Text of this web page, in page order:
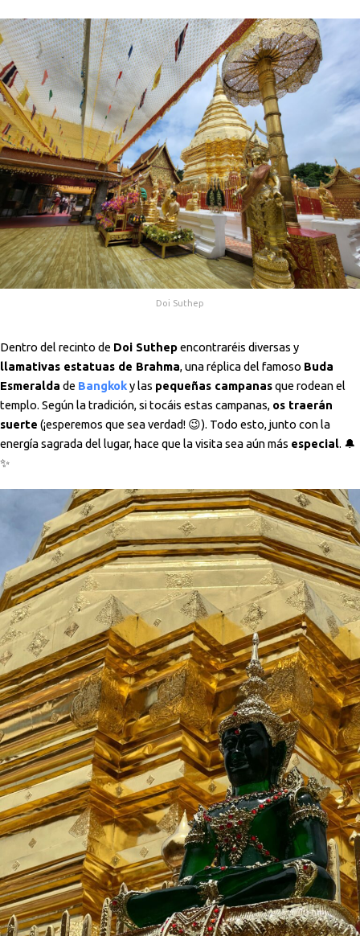
Doi Suthep
Dentro del recinto de Doi Suthepencontraréis diversas y
llamativas estatuas de Brahma, una réplica del famoso Buda
Esmeralda de Bangkoky las pequeñas campanasque rodean el
templo. Según la tradición, si tocáis estas campanas, os traerán
suerte (¡esperemos que sea verdad! 😉). Todo esto, junto con la
energía sagrada del lugar, hace que la visita sea aún más especial. 🔔
✨